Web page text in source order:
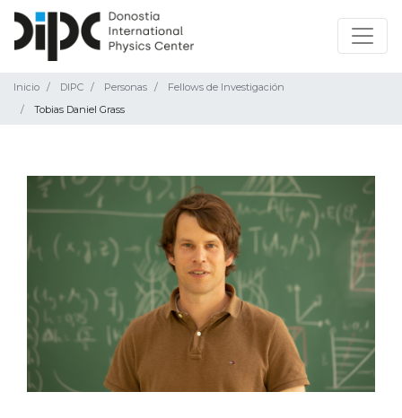
Inicio DIPC Personas
Fellows de Investigación
Tobias Daniel Grass